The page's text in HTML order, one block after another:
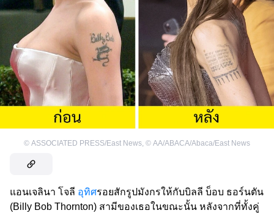
© ASSOCIATED PRESS/East News, © AA/ABACA/Abaca/East News
แอนเจลินา โจลี อุทิศรอยสักรูปมังกรให้กับบิลลี บ็อบ ธอร์นตัน
(Billy Bob Thornton) สามีของเธอในขณะนั้น หลังจากที่ทั้งคู่